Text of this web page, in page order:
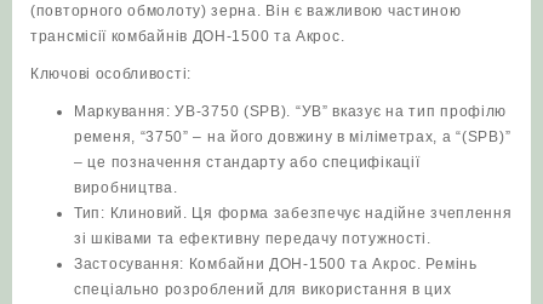
(повторного обмолоту) зерна. Він є важливою частиною
трансмісії комбайнів ДОН-1500 та Акрос.
Ключові особливості:
Маркування: УВ-3750 (SPB). “УВ” вказує на тип профілю
ременя, “3750” – на його довжину в міліметрах, а “(SPB)”
– це позначення стандарту або специфікації
виробництва.
Тип: Клиновий. Ця форма забезпечує надійне зчеплення
зі шківами та ефективну передачу потужності.
Застосування: Комбайни ДОН-1500 та Акрос. Ремінь
спеціально розроблений для використання в цих